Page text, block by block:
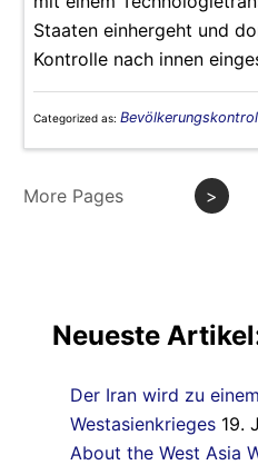
Staaten einhergeht und
Kontrolle nach innen
Categorized as:
More Pages >
Neueste
Der Iran wird zu
Westasienkrieges 19.
About the West Asia